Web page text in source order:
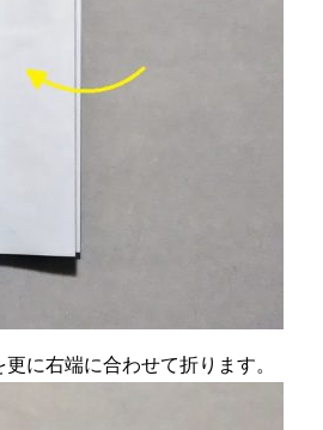
に右端に合わせて折ります。